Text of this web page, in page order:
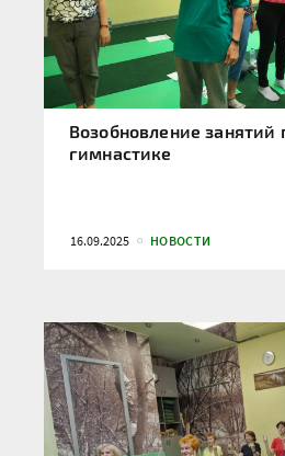
Возобновление занятий
гимнастике
16.09.2025 НОВОСТИ